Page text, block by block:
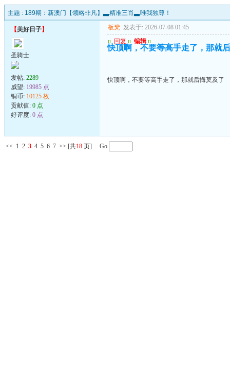
主题 : 189期：新澳门【领略非凡】▃精准三肖▃唯我独尊！
【美好日子】
圣骑士
发帖: 2289
威望: 19985 点
铜币: 10125 枚
贡献值: 0 点
好评度: 0 点
板凳 发表于: 2026-07-08 01:45
u 回复 u 编辑 u
快顶啊，不要等高手走了，那就
快顶啊，不要等高手走了，那就后悔莫及了
<< 1 2 3 4 5 6 7 >> [共18 页] Go